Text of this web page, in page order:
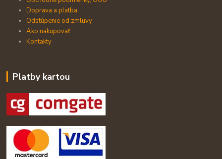
Doprava a platba
Odstúpenie od zmluvy
Ako nakupovať
Kontakty
Platby kartou